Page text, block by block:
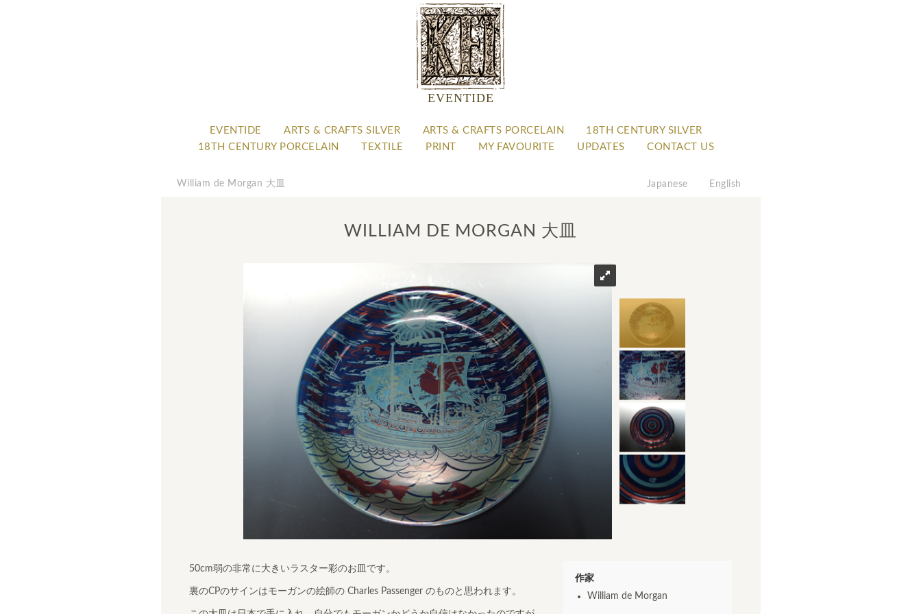
EVENTIDE
EVENTIDE ARTS & CRAFTS SILVER ARTS & CRAFTS PORCELAIN
18TH CENTURY SILVER
18TH CENTURY PORCELAIN
TEXTILE PRINT MY FAVOURITE UPDATES CONTACT US
William de Morgan 大皿 Japanese English
WILLIAM DE MORGAN 大皿
50cm弱の非常に大きいラスター彩のお皿です。
裏のCPのサインはモーガンの絵師の Charles Passenger のものと思われます。
作家
William de Morgan